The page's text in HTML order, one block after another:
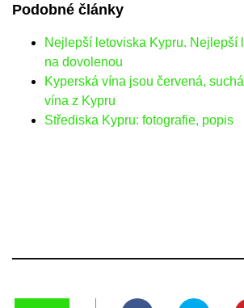
Podobné články
Nejlepší letoviska Kypru. Nejlepší
na dovolenou
Kyperská vína jsou červená,
vína z Kypru
Střediska Kypru: fotografie, popis